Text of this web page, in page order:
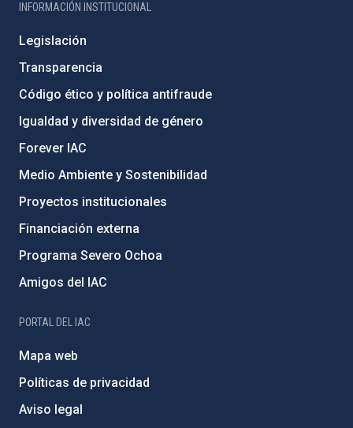
INFORMACIÓN INSTITUCIONAL
Legislación
Transparencia
Código ético y política antifraude
Igualdad y diversidad de género
Forever IAC
Medio Ambiente y Sostenibilidad
Proyectos institucionales
Financiación externa
Programa Severo Ochoa
Amigos del IAC
PORTAL DEL IAC
Mapa web
Políticas de privacidad
Aviso legal